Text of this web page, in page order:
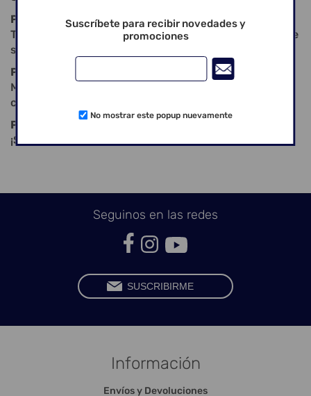
PASO 2: SECAR
Transferilo a la estación de curado y activá el modo de
secado por aire.
PASO 3: CURAR
Mantené el modelo dentro y encendé el modo de
curado.
PASO 4: ¡COMPLETADO!
¡Sacá tu increíble modelo y listo!
Seguinos en las redes
Información
Envíos y Devoluciones
Suscríbete para recibir novedades y
promociones
No mostrar este popup nuevamente